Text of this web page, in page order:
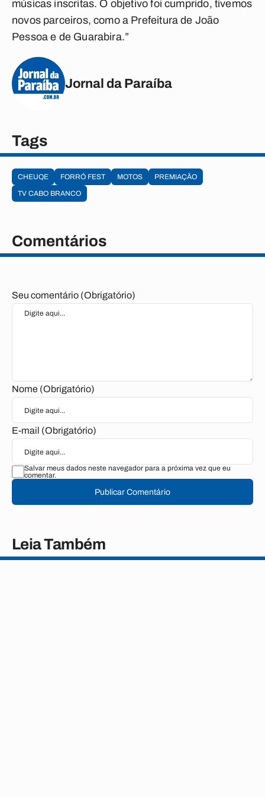
músicas inscritas. O objetivo foi cumprido, tivemos
novos parceiros, como a Prefeitura de João
Pessoa e de Guarabira.”
Jornal da Paraíba
Tags
CHEUQE FORRÓ FEST MOTOS
PREMIAÇÃO
TV CABO BRANCO
Comentários
Seu comentário (Obrigatório)
Nome (Obrigatório)
E-mail (Obrigatório)
Salvar meus dados neste navegador para a próxima vez que eu
comentar.
Publicar Comentário
Leia Também